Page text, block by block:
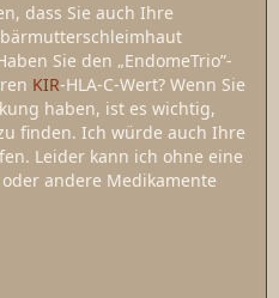
dass Sie auch Ihre
Sie den „EndomeTrio”-
KIR-HLA-C-Wert? Wenn Sie
haben, ist es wichtig,
finden. Ich würde auch Ihre
Leider kann ich ohne eine
andere Medikamente